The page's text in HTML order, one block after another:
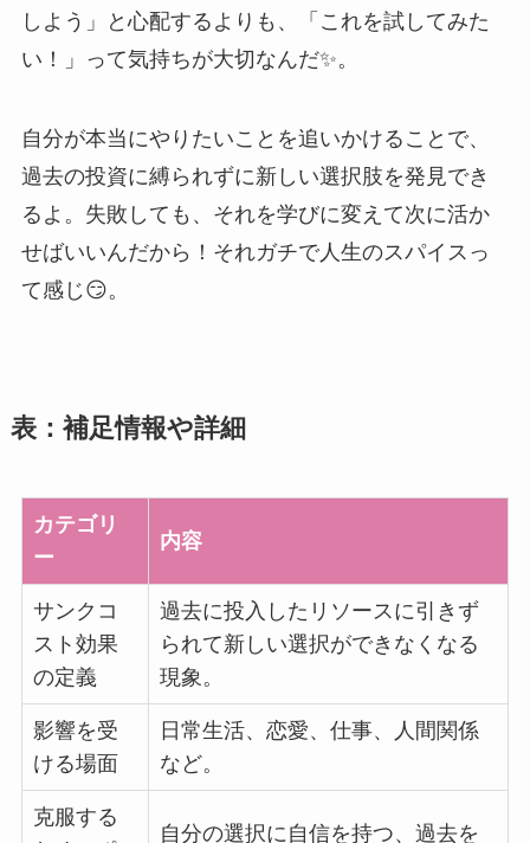
しよう」と心配するよりも、「これを試してみた
い！」って気持ちが大切なんだ✨。
自分が本当にやりたいことを追いかけることで、
過去の投資に縛られずに新しい選択肢を発見でき
るよ。失敗しても、それを学びに変えて次に活か
せばいいんだから！それガチで人生のスパイスっ
て感じ😏。
表：補足情報や詳細
カテゴリ
ー
内容
サンクコ
スト効果
の定義
過去に投入したリソースに引きず
られて新しい選択ができなくなる
現象。
影響を受
ける場面
日常生活、恋愛、仕事、人間関係
など。
克服する
自分の選択に自信を持つ、過去を